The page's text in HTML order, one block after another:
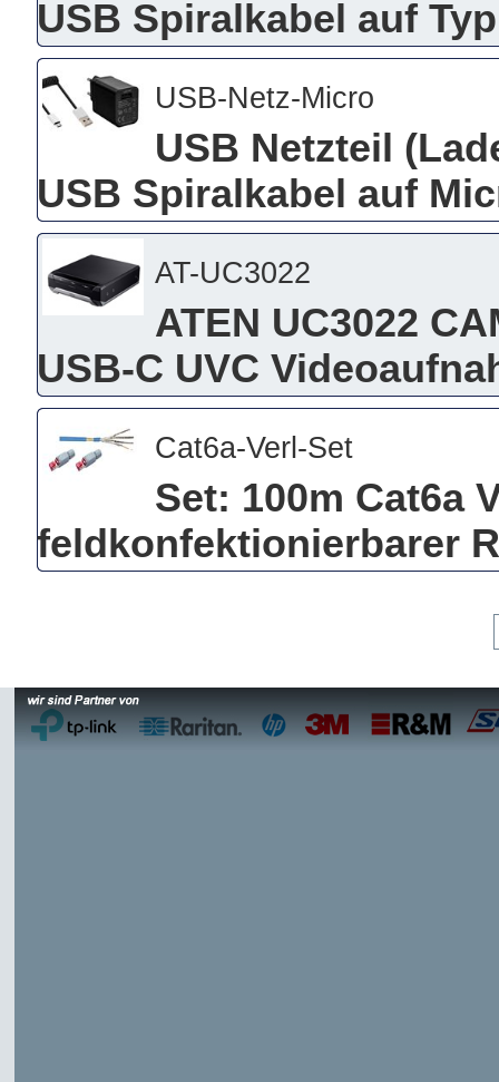
USB Spiralkabel auf
USB-Netz-Micro
USB Netzteil
USB Spiralkabel auf
AT-UC3022
ATEN UC3022
USB-C UVC
Cat6a-Verl-Set
Set: 100m Cat6a
feldkonfektionierbarer